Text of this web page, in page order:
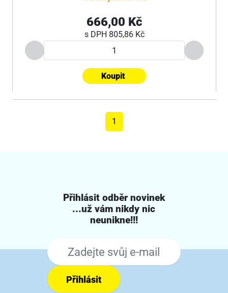
666,00 Kč
s DPH 805,86 Kč
Koupit
1
Přihlásit odběr novinek
...už vám nikdy nic
neunikne!!!
Přihlásit